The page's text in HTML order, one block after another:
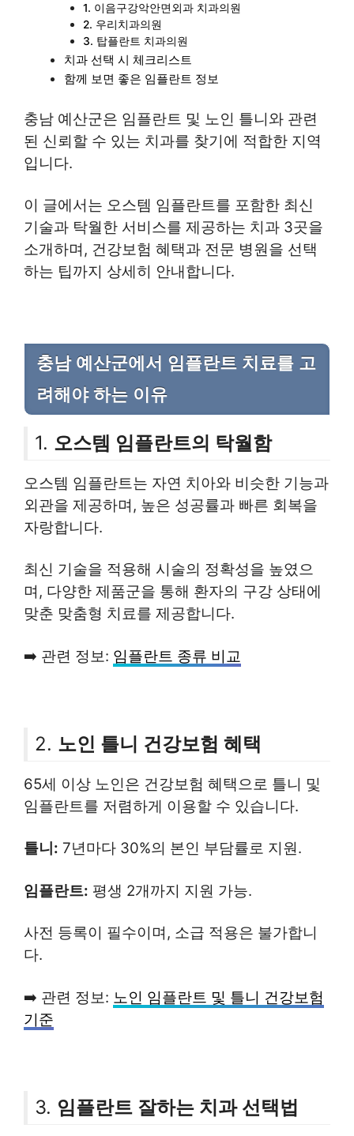
1. 이음구강악안면외과 치과의원
2. 우리치과의원
3. 탑플란트 치과의원
치과 선택 시 체크리스트
함께 보면 좋은 임플란트 정보
충남 예산군은 임플란트 및 노인 틀니와 관련
된 신뢰할 수 있는 치과를 찾기에 적합한 지역
입니다.
이 글에서는 오스템 임플란트를 포함한 최신
기술과 탁월한 서비스를 제공하는 치과 3곳을
소개하며, 건강보험 혜택과 전문 병원을 선택
하는 팁까지 상세히 안내합니다.
충남 예산군에서 임플란트 치료를 고
려해야 하는 이유
1. 오스템 임플란트의 탁월함
오스템 임플란트는 자연 치아와 비슷한 기능과
외관을 제공하며, 높은 성공률과 빠른 회복을
자랑합니다.
최신 기술을 적용해 시술의 정확성을 높였으
며, 다양한 제품군을 통해 환자의 구강 상태에
맞춘 맞춤형 치료를 제공합니다.
➡️ 관련 정보: 임플란트 종류 비교
2. 노인 틀니 건강보험 혜택
65세 이상 노인은 건강보험 혜택으로 틀니 및
임플란트를 저렴하게 이용할 수 있습니다.
틀니: 7년마다 30%의 본인 부담률로 지원.
임플란트: 평생 2개까지 지원 가능.
사전 등록이 필수이며, 소급 적용은 불가합니
다.
➡️ 관련 정보: 노인 임플란트 및 틀니 건강보험
기준
3. 임플란트 잘하는 치과 선택법